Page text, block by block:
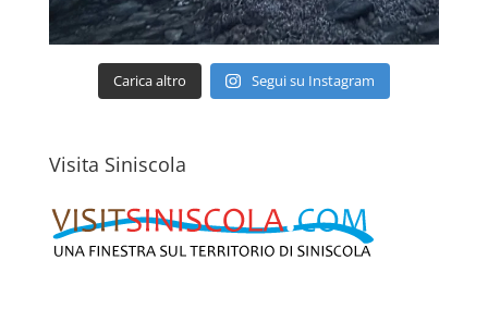
Carica altro Segui su Instagram
Visita Siniscola